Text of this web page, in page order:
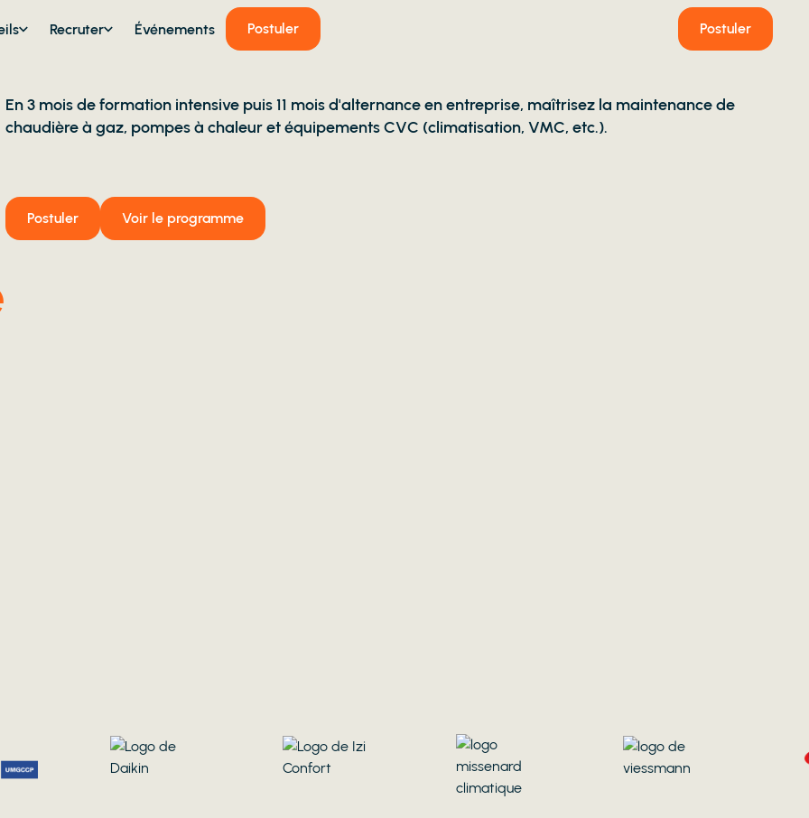
Recruter Événements Postuler Postuler
En 3 mois de formation intensive puis 11 mois d'alternance en entreprise, maîtrisez la maintenance de
chaudière à gaz, pompes à chaleur et équipements CVC (climatisation, VMC, etc.).
Postuler Voir le programme